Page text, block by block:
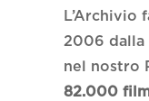
L’Archivio
2006
nel nostro
82.000